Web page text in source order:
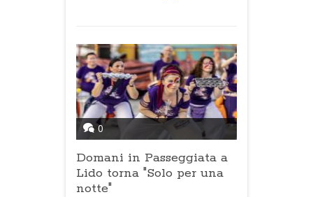
0
Domani in Passeggiata a
Lido torna "Solo per una
notte"